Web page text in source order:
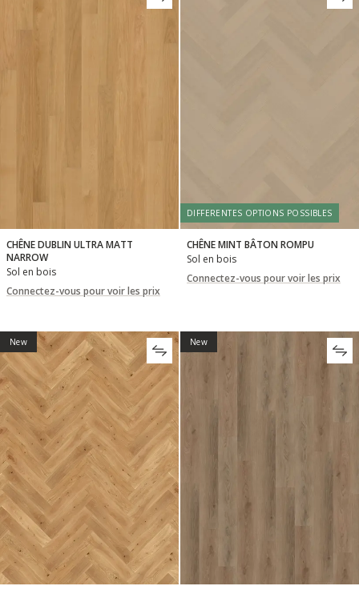
CHÊNE DUBLIN ULTRA MATT
NARROW
Sol en bois
Connectez-vous pour voir les prix
DIFFERENTES OPTIONS POSSIBLES
CHÊNE MINT BÂTON ROMPU
Sol en bois
Connectez-vous pour voir les prix
New New